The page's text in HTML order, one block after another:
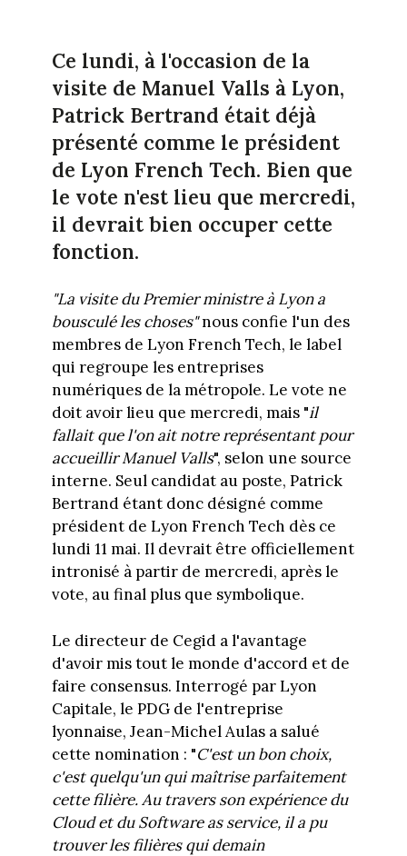
Ce lundi, à l'occasion de la
visite de Manuel Valls à Lyon,
Patrick Bertrand était déjà
présenté comme le président
de Lyon French Tech. Bien que
le vote n'est lieu que mercredi,
il devrait bien occuper cette
fonction.
"La visite du Premier ministre à Lyon a
bousculé les choses"nous confie l'un des
membres de Lyon French Tech, le label
qui regroupe les entreprises
numériques de la métropole. Le vote ne
doit avoir lieu que mercredi, mais "il
fallait que l'on ait notre représentant pour
accueillir Manuel Valls", selon une source
interne. Seul candidat au poste, Patrick
Bertrand étant donc désigné comme
président de Lyon French Tech dès ce
lundi 11 mai. Il devrait être officiellement
intronisé à partir de mercredi, après le
vote, au final plus que symbolique.
Le directeur de Cegid a l'avantage
d'avoir mis tout le monde d'accord et de
faire consensus. Interrogé par Lyon
Capitale, le PDG de l'entreprise
lyonnaise, Jean-Michel Aulas a salué
cette nomination : "C'est un bon choix,
c'est quelqu'un qui maîtrise parfaitement
cette filière. Au travers son expérience du
Cloud etdu Software as service, il a pu
trouver les filières qui demain